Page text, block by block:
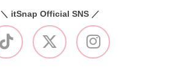
＼ itSnap Official SNS ／